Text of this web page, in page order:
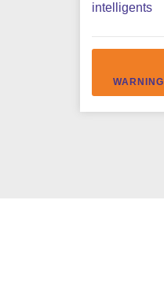
intelligents
WARNING